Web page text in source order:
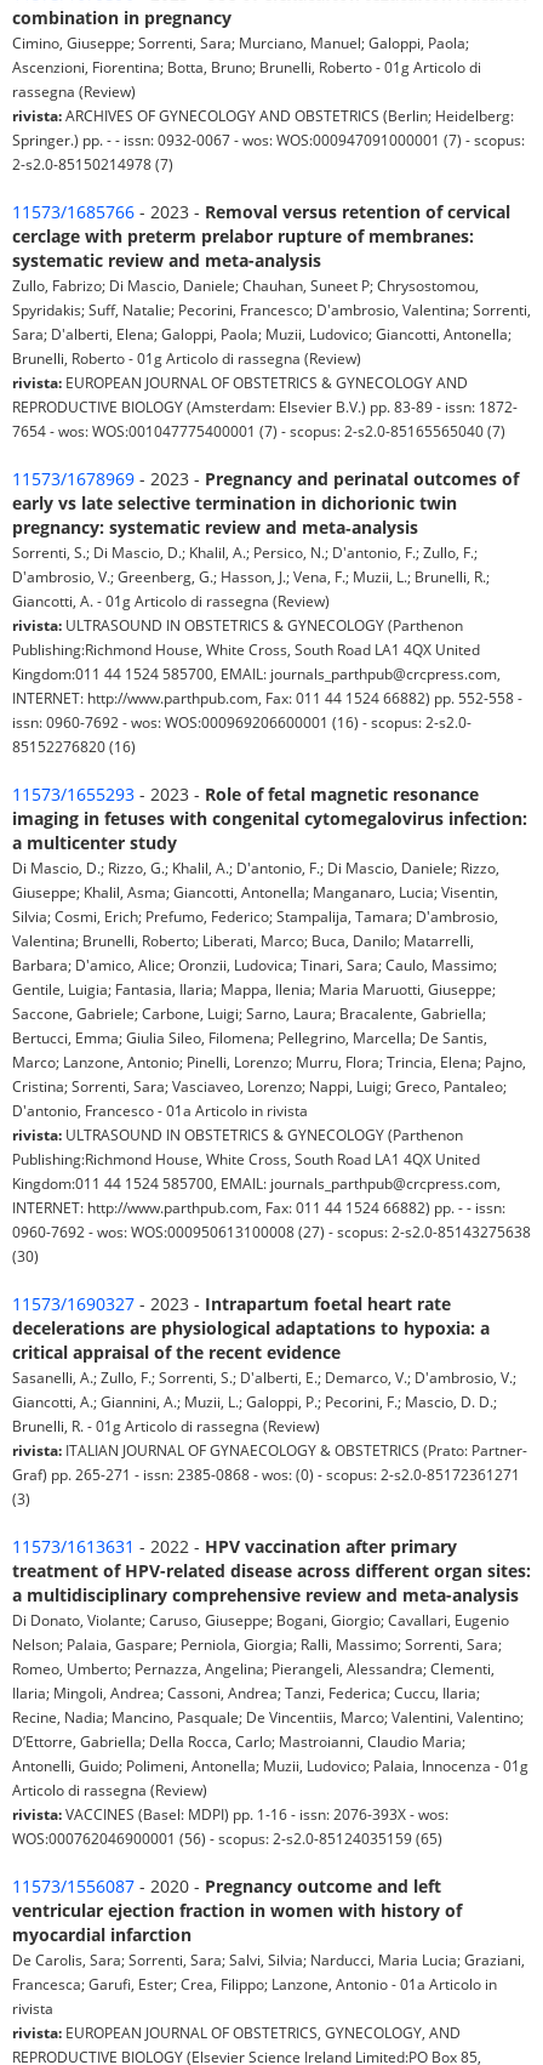
combination in pregnancy
Cimino, Giuseppe; Sorrenti, Sara; Murciano, Manuel; Galoppi, Paola;
Ascenzioni, Fiorentina; Botta, Bruno; Brunelli, Roberto - 01g Articolo di
rassegna (Review)
rivista:ARCHIVES OF GYNECOLOGY AND OBSTETRICS (Berlin; Heidelberg:
Springer.) pp. - - issn: 0932-0067 - wos: WOS:000947091000001 (7) - scopus:
2-s2.0-85150214978 (7)
11573/1685766 - 2023 - Removal versus retention of cervical
cerclage with preterm prelabor rupture of membranes:
systematic review and meta-analysis
Zullo, Fabrizo; Di Mascio, Daniele; Chauhan, Suneet P; Chrysostomou,
Spyridakis; Suff, Natalie; Pecorini, Francesco; D'ambrosio, Valentina; Sorrenti,
Sara; D'alberti, Elena; Galoppi, Paola; Muzii, Ludovico; Giancotti, Antonella;
Brunelli, Roberto - 01g Articolo di rassegna (Review)
rivista: EUROPEAN JOURNAL OF OBSTETRICS & GYNECOLOGY AND
REPRODUCTIVE BIOLOGY (Amsterdam: Elsevier B.V.) pp. 83-89 - issn: 1872-
7654 - wos: WOS:001047775400001 (7) - scopus: 2-s2.0-85165565040 (7)
11573/1678969 - 2023 - Pregnancy and perinatal outcomes of
early vs late selective termination in dichorionic twin
pregnancy: systematic review and meta‐analysis
Sorrenti, S.; Di Mascio, D.; Khalil, A.; Persico, N.; D'antonio, F.; Zullo, F.;
D'ambrosio, V.; Greenberg, G.; Hasson, J.; Vena, F.; Muzii, L.; Brunelli, R.;
Giancotti, A. - 01g Articolo di rassegna (Review)
rivista: ULTRASOUND IN OBSTETRICS & GYNECOLOGY (Parthenon
Publishing:Richmond House, White Cross, South Road LA1 4QX United
Kingdom:011 44 1524 585700, EMAIL: journals_parthpub@crcpress.com,
INTERNET: http://www.parthpub.com, Fax: 011 44 1524 66882) pp. 552-558 -
issn: 0960-7692 - wos: WOS:000969206600001 (16) - scopus: 2-s2.0-
85152276820 (16)
11573/1655293 - 2023 - Role of fetal magnetic resonance
imaging in fetuses with congenital cytomegalovirus infection:
a multicenter study
Di Mascio, D.; Rizzo, G.; Khalil, A.; D'antonio, F.; Di Mascio, Daniele; Rizzo,
Giuseppe; Khalil, Asma; Giancotti, Antonella; Manganaro, Lucia; Visentin,
Silvia; Cosmi, Erich; Prefumo, Federico; Stampalija, Tamara; D'ambrosio,
Valentina; Brunelli, Roberto; Liberati, Marco; Buca, Danilo; Matarrelli,
Barbara; D'amico, Alice; Oronzii, Ludovica; Tinari, Sara; Caulo, Massimo;
Gentile, Luigia; Fantasia, Ilaria; Mappa, Ilenia; Maria Maruotti, Giuseppe;
Saccone, Gabriele; Carbone, Luigi; Sarno, Laura; Bracalente, Gabriella;
Bertucci, Emma; Giulia Sileo, Filomena; Pellegrino, Marcella; De Santis,
Marco; Lanzone, Antonio; Pinelli, Lorenzo; Murru, Flora; Trincia, Elena; Pajno,
Cristina; Sorrenti, Sara; Vasciaveo, Lorenzo; Nappi, Luigi; Greco, Pantaleo;
D'antonio, Francesco - 01a Articolo in rivista
rivista: ULTRASOUND IN OBSTETRICS & GYNECOLOGY (Parthenon
Publishing:Richmond House, White Cross, South Road LA1 4QX United
Kingdom:011 44 1524 585700, EMAIL: journals_parthpub@crcpress.com,
INTERNET: http://www.parthpub.com, Fax: 011 44 1524 66882) pp. - - issn:
0960-7692 - wos: WOS:000950613100008 (27) - scopus: 2-s2.0-85143275638
(30)
11573/1690327 - 2023 - Intrapartum foetal heart rate
decelerations are physiological adaptations to hypoxia: a
critical appraisal of the recent evidence
Sasanelli, A.; Zullo, F.; Sorrenti, S.; D'alberti, E.; Demarco, V.; D'ambrosio, V.;
Giancotti, A.; Giannini, A.; Muzii, L.; Galoppi, P.; Pecorini, F.; Mascio, D. D.;
Brunelli, R. - 01g Articolo di rassegna (Review)
rivista: ITALIAN JOURNAL OF GYNAECOLOGY & OBSTETRICS (Prato: Partner-
Graf) pp. 265-271 - issn: 2385-0868 - wos: (0) - scopus: 2-s2.0-85172361271
(3)
11573/1613631 - 2022 - HPV vaccination after primary
treatment of HPV-related disease across different organ sites:
a multidisciplinary comprehensive review and meta-analysis
Di Donato, Violante; Caruso, Giuseppe; Bogani, Giorgio; Cavallari, Eugenio
Nelson; Palaia, Gaspare; Perniola, Giorgia; Ralli, Massimo; Sorrenti, Sara;
Romeo, Umberto; Pernazza, Angelina; Pierangeli, Alessandra; Clementi,
Ilaria; Mingoli, Andrea; Cassoni, Andrea; Tanzi, Federica; Cuccu, Ilaria;
Recine, Nadia; Mancino, Pasquale; De Vincentiis, Marco; Valentini, Valentino;
D’Ettorre, Gabriella; Della Rocca, Carlo; Mastroianni, Claudio Maria;
Antonelli, Guido; Polimeni, Antonella; Muzii, Ludovico; Palaia, Innocenza - 01g
Articolo di rassegna (Review)
rivista:VACCINES (Basel: MDPI) pp. 1-16 - issn: 2076-393X - wos:
WOS:000762046900001 (56) - scopus: 2-s2.0-85124035159 (65)
11573/1556087 - 2020 - Pregnancy outcome and left
ventricular ejection fraction in women with history of
myocardial infarction
De Carolis, Sara; Sorrenti, Sara; Salvi, Silvia; Narducci, Maria Lucia; Graziani,
Francesca; Garufi, Ester; Crea, Filippo; Lanzone, Antonio - 01a Articolo in
rivista
rivista: EUROPEAN JOURNAL OF OBSTETRICS, GYNECOLOGY, AND
REPRODUCTIVE BIOLOGY (Elsevier Science Ireland Limited:PO Box 85,